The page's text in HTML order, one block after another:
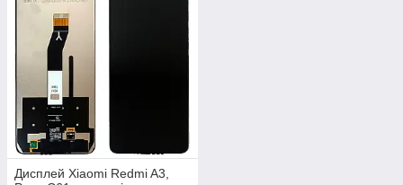
Дисплей Xiaomi Redmi A3,